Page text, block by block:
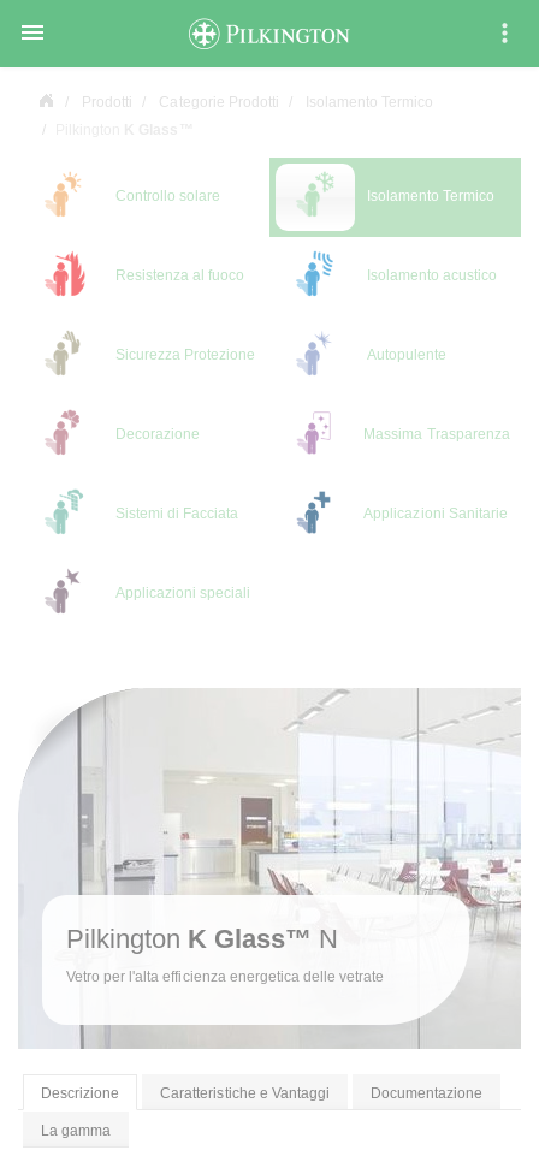

Prodotti Categorie Prodotti
Isolamento Termico
Controllo solare Isolamento Termico
Resistenza al fuoco Isolamento acustico
Sicurezza Protezione Autopulente
Decorazione Massima Trasparenza
Sistemi di Facciata Applicazioni Sanitarie
Applicazioni speciali
Pilkington K Glass™ N
Vetro per l'alta efficienza energetica delle vetrate
Descrizione Caratteristiche e Vantaggi Documentazione
La gamma